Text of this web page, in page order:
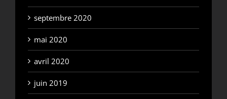
septembre 2020
mai 2020
avril 2020
juin 2019